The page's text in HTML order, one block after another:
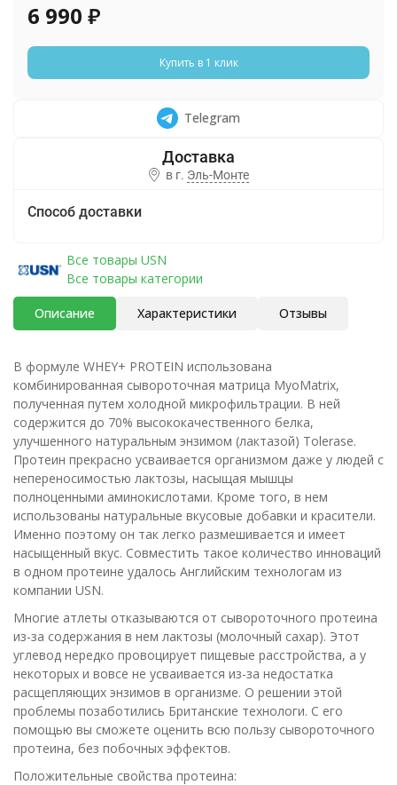
6 990 ₽
Купить в 1 клик
Telegram
в г. Эль-Монте
Способ доставки
Все товары USN
Все товары категории
Описание Характеристики Отзывы
В формуле WHEY+ PROTEIN использована
комбинированная сывороточная матрица MyoMatrix,
полученная путем холодной микрофильтрации. В ней
содержится до 70% высококачественного белка,
улучшенного натуральным энзимом (лактазой) Tolerase.
Протеин прекрасно усваивается организмом даже у людей с
непереносимостью лактозы, насыщая мышцы
полноценными аминокислотами. Кроме того, в нем
использованы натуральные вкусовые добавки и красители.
Именно поэтому он так легко размешивается и имеет
насыщенный вкус. Совместить такое количество инноваций
в одном протеине удалось Английским технологам из
компании USN.
Многие атлеты отказываются от сывороточного протеина
из-за содержания в нем лактозы (молочный сахар). Этот
углевод нередко провоцирует пищевые расстройства, а у
некоторых и вовсе не усваивается из-за недостатка
расщепляющих энзимов в организме. О решении этой
проблемы позаботились Британские технологи. С его
помощью вы сможете оценить всю пользу сывороточного
протеина, без побочных эффектов.
Положительные свойства протеина: